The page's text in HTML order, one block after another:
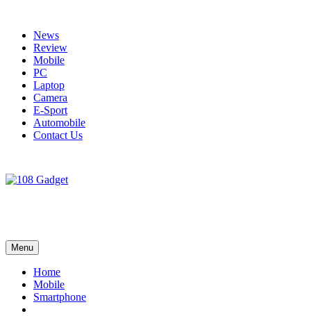
contentNews
Review
Mobile
PC
Laptop
Camera
E-Sport
Automobile
Contact Us
Menu
Home
Mobile
Smartphone